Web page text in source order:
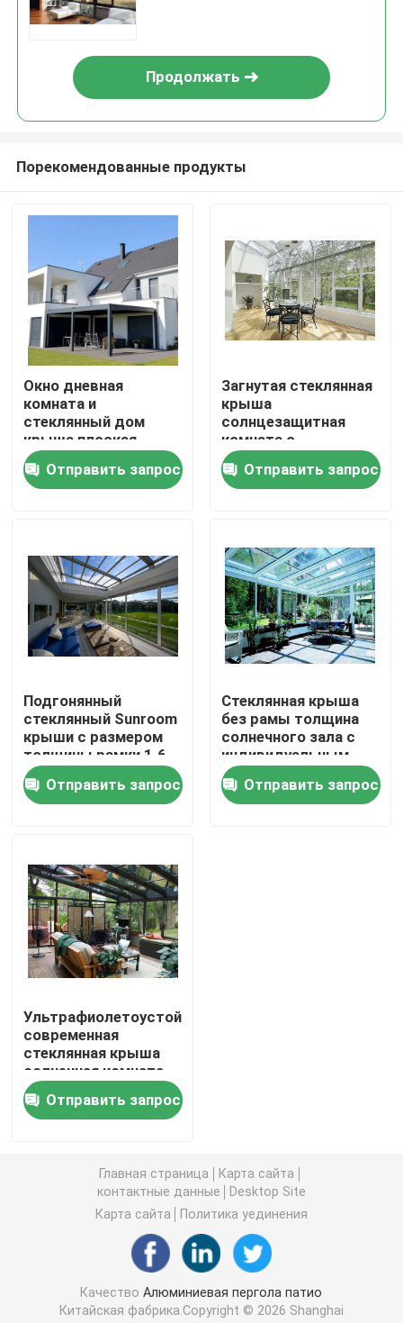
Дом
Продукты
Путешествие фабрики
Проверка качества
Новости
Спросите цитату
Алюминиевая Louvered пергола
Алюминиевая Retractable пергола
газебо крыши металла
Газебо китайского стиля
Алюминиевая беседка
Алюминиевая шпалера
Алюминиевая сень тента
Продолжать
Порекомендованные продукты
Окно дневная
комната и
стеклянный дом
крыша плоская
дневная комната
изогнутая
стеклянная крыша
Отправить запрос
Загнутая стеклянная
крыша
солнцезащитная
комната с
покрытием
стеклянной крыши
для легкой
Отправить запрос
Подгонянный
стеклянный Sunroom
крыши с размером
толщины рамки 1.6-
2mm
Отправить запрос
Стеклянная крыша
без рамы толщина
солнечного зала с
индивидуальным
стеклянным
потолком
Отправить запрос
Ультрафиолетоустойчивая
современная
стеклянная крыша
солнечная комната
универсальная
наружная структура
Отправить запрос
Главная страница
Карта сайта
контактные данные
Desktop Site
Карта сайта
Политика уединения
КачествоАлюминиевая пергола патио
Китайская фабрика.Copyright © 2026 Shanghai